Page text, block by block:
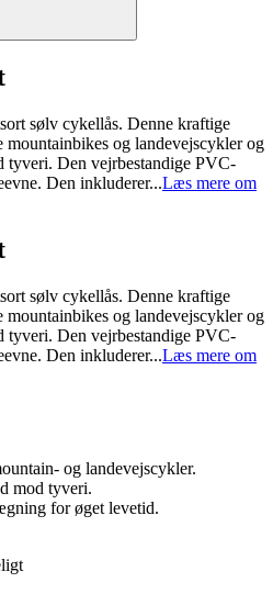
sølv cykellås. Denne kraftige
mountainbikes og landevejscykler og
tyveri. Den vejrbestandige PVC-
Den inkluderer...Læs mere om
sølv cykellås. Denne kraftige
mountainbikes og landevejscykler og
tyveri. Den vejrbestandige PVC-
Den inkluderer...Læs mere om
og landevejscykler.
mod tyveri.
for øget levetid.